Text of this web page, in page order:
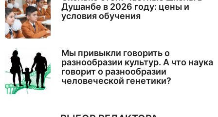
Душанбе в 2026 году: цены и
условия обучения
Мы привыкли говорить о
разнообразии культур. А что наука
говорит о разнообразии
человеческой генетики?